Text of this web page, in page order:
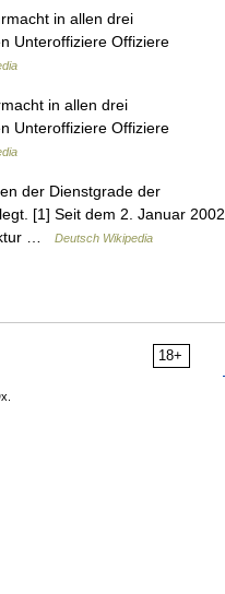
in allen drei
Unteroffiziere Offiziere
in allen drei
Unteroffiziere Offiziere
der Dienstgrade der
[1] Seit dem 2. Januar 2002
…
Deutsch Wikipedia
18+